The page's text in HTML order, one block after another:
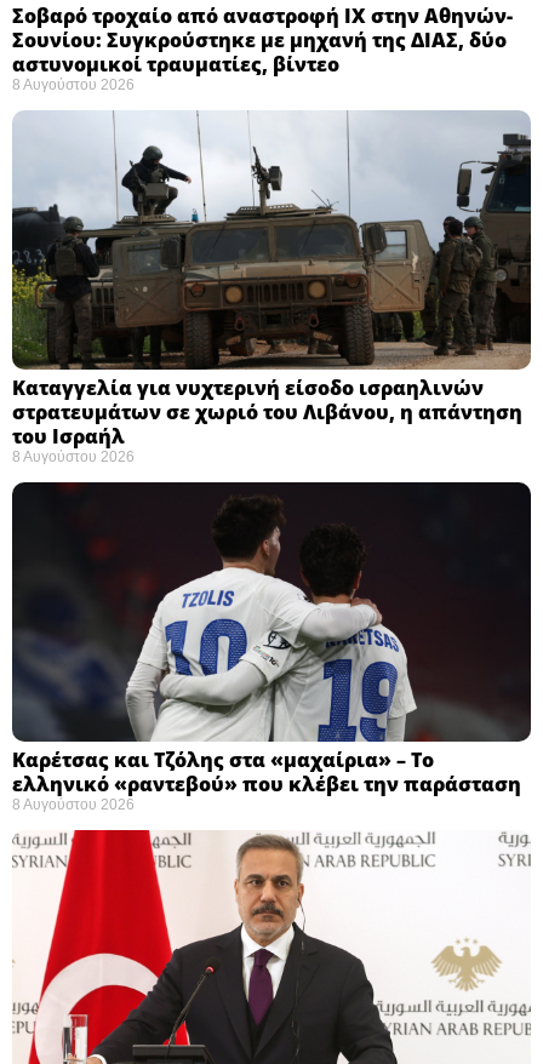
Σοβαρό τροχαίο από αναστροφή ΙΧ στην Αθηνών-
Σουνίου: Συγκρούστηκε με μηχανή της ΔΙΑΣ, δύο
αστυνομικοί τραυματίες, βίντεο
8 Αυγούστου 2026
Καταγγελία για νυχτερινή είσοδο ισραηλινών
στρατευμάτων σε χωριό του Λιβάνου, η απάντηση
του Ισραήλ
8 Αυγούστου 2026
Καρέτσας και Τζόλης στα «μαχαίρια» – Το
ελληνικό «ραντεβού» που κλέβει την παράσταση
8 Αυγούστου 2026